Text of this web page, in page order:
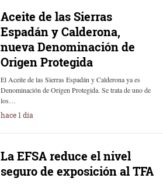
Aceite de las Sierras
Espadán y Calderona,
nueva Denominación de
Origen Protegida
El Aceite de las Sierras Espadán y Calderona ya es
Denominación de Origen Protegida. Se trata de uno de
los…
hace 1 día
La EFSA reduce el nivel
seguro de exposición al TFA